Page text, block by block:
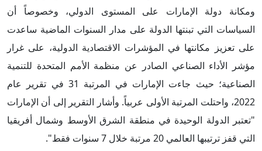
ومكانة دولة الإمارات على المستوى الدولي، وخصوصاً أن
السياسات التي تبنتها الدولة على مدار السنوات الماضية ساعدت
على تعزيز مكانتها في المؤشرات الاقتصادية الدولية، على غرار
مؤشر الأداء الصناعي الصادر عن منظمة الأمم المتحدة للتنمية
الصناعية؛ حيث جاءت الإمارات في المرتبة 31 في تقرير عام
2022، واحتلت المرتبة الأولى عربياً. وأشار التقرير إلى أن الإمارات
"تعتبر الدولة الوحيدة في منطقة الشرق الأوسط وشمال أفريقيا
التي قفز ترتيبها العالمي 20 مرتبة خلال 7 سنوات فقط".